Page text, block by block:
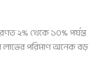
২% থেকে ১০% পর্যন্ত
লাভের পরিমাণ অনেক বড়